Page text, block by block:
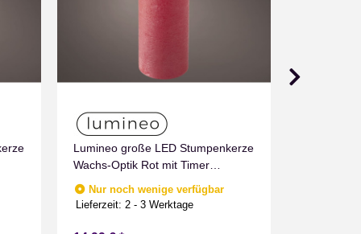
Lumineo große LED Stumpenkerze
Wachs-Optik Rot mit Timer
Flammen Effect für Drinnen
Warmweiß 19 cm hoch
Nur noch wenige verfügbar
Lieferzeit:2 - 3 Werktage